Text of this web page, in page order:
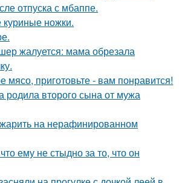
отпуска с мбаппе.
ножки.
жалуется: мама обрезала
мясо, приготовьте - вам понравится!
родила второго сына от мужа
на нерафинированном
ему не стыдно за то, что он